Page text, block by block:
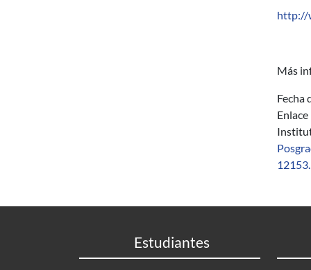
http://
Más
Fecha
Enlace
Estudiantes